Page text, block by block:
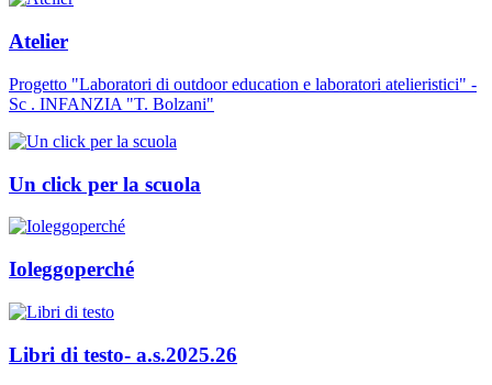
Atelier
Progetto "Laboratori di outdoor education e laboratori atelieristici" -
Sc . INFANZIA "T. Bolzani"
Un click per la scuola
Ioleggoperché
Libri di testo- a.s.2025.26